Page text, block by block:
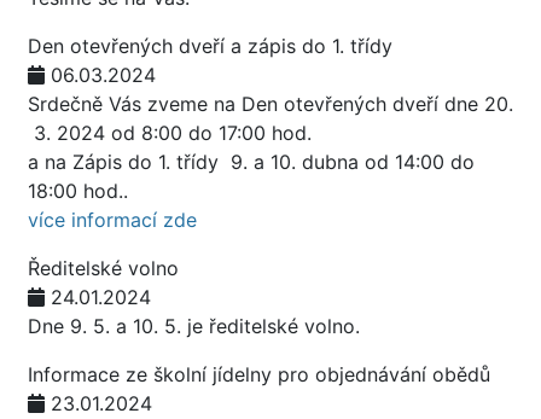
Den otevřených dveří a zápis do 1. třídy
06.03.2024
Srdečně Vás zveme na Den otevřených dveří dne 20.
3. 2024 od 8:00 do 17:00 hod.
a na Zápis do 1. třídy 9. a 10. dubna od 14:00 do
18:00 hod..
více informací zde
Ředitelské volno
24.01.2024
Dne 9. 5. a 10. 5. je ředitelské volno.
Informace ze školní jídelny pro objednávání obědů
23.01.2024